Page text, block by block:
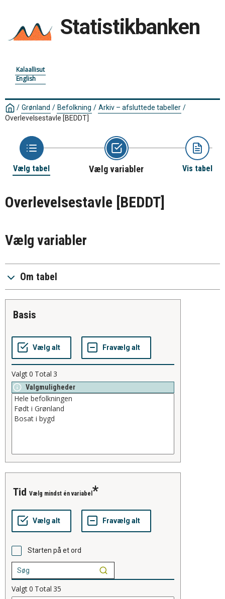
Statistikbanken
Kalaallisut
English
/ Grønland / Befolkning / Arkiv – afsluttede tabeller /
Overlevelsestavle [BEDDT]
Vælg tabel Vælg variabler Vis tabel
Overlevelsestavle [BEDDT]
Vælg variabler
Om tabel
basis
Valgt0 Total 3
Valgmuligheder
tid Vælg mindst én variabel
Starten på et ord
Valgt0 Total 35